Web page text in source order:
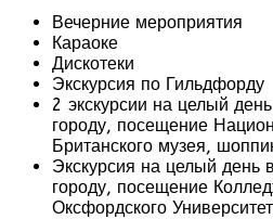
Вечерние мероприятия
Караоке
Дискотеки
Экскурсия по Гильдфорду
2 экскурсии на целый
городу, посещение
Британского музея,
Экскурсия на целый
городу, посещение
Оксфордского